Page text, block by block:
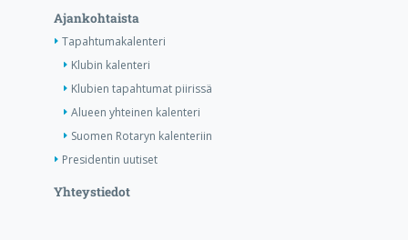
Ajankohtaista
Tapahtumakalenteri
Klubin kalenteri
Klubien tapahtumat piirissä
Alueen yhteinen kalenteri
Suomen Rotaryn kalenteriin
Presidentin uutiset
Yhteystiedot